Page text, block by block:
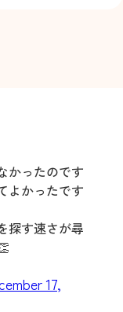
かったのです
よかったです
探す速さが尋
17,